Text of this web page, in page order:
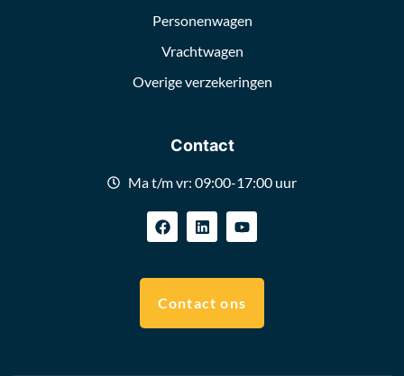
Personenwagen
Vrachtwagen
Overige verzekeringen
Contact
Ma t/m vr: 09:00-17:00 uur
Contact ons